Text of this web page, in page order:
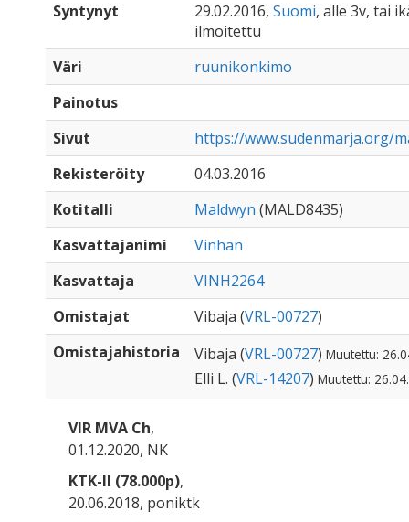
Syntynyt
29.02.2016, Suomi, alle 3v, tai
ilmoitettu
Väri
ruunikonkimo
Painotus
Sivut
https://www.sudenmarja.org/
Rekisteröity
04.03.2016
Kotitalli
Maldwyn (MALD8435)
Kasvattajanimi
Vinhan
Kasvattaja
VINH2264
Omistajat
Vibaja (VRL-00727)
Omistajahistoria
Vibaja (VRL-00727) Muutettu:
Elli L. (VRL-14207) Muutettu:
VIR MVA Ch,
01.12.2020, NK
KTK-II (78.000p),
20.06.2018, poniktk